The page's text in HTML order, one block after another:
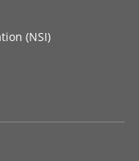
(NSI)